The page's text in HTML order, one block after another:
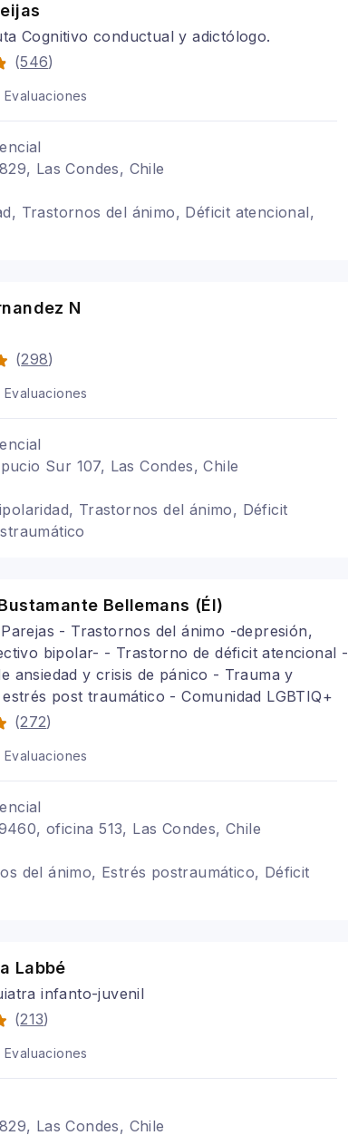
Cognitivo conductual y adictólogo.
(546)
Evaluaciones
Las Condes, Chile
Trastornos del ánimo, Déficit atencional,
N
(298)
Evaluaciones
Sur 107, Las Condes, Chile
Trastornos del ánimo, Déficit
Bellemans (Él)
- Trastornos del ánimo -depresión,
bipolar- - Trastorno de déficit atencional -
ansiedad y crisis de pánico - Trauma y
post traumático - Comunidad LGBTIQ+
(272)
Evaluaciones
oficina 513, Las Condes, Chile
del ánimo, Estrés postraumático, Déficit
Labbé
infanto-juvenil
(213)
Evaluaciones
Las Condes, Chile